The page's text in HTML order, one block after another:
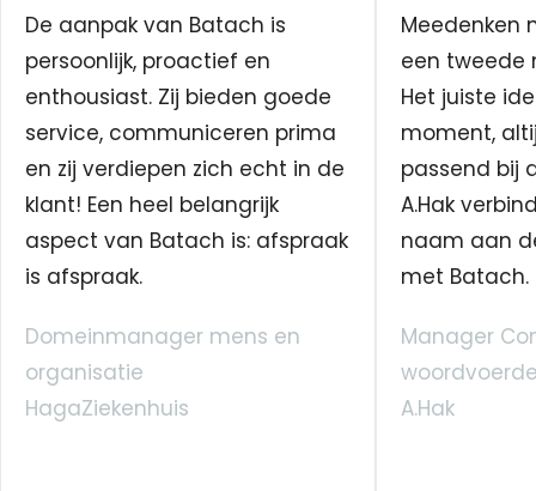
De aanpak van Batach is
persoonlijk, proactief en
enthousiast. Zij bieden goede
service, communiceren prima
en zij verdiepen zich echt in de
klant! Een heel belangrijk
aspect van Batach is: afspraak
is afspraak.
Domeinmanager mens en
organisatie
HagaZiekenhuis
Meedenken
een tweede
Het juiste
moment,
passend bij
A.Hak
naam aan
met Batach.
Manager
A.Hak